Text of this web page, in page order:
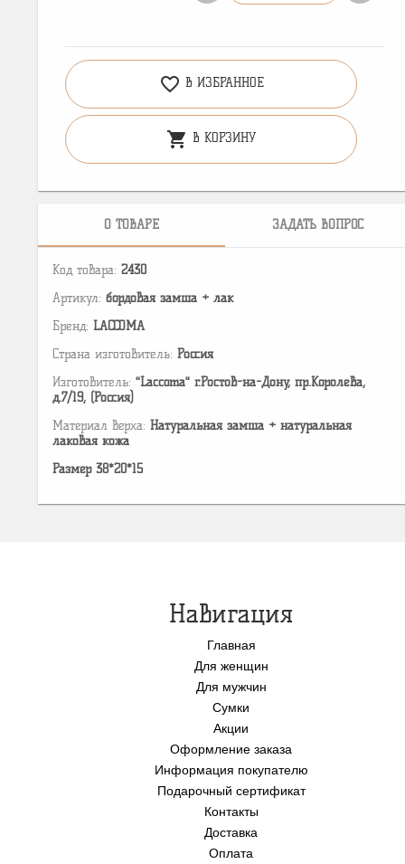
favorite_border В ИЗБРАННОЕ
shopping_cart В КОРЗИНУ
О ТОВАРЕ ЗАДАТЬ ВОПРОС
Код товара: 2430
Артикул: бордовая замша + лак
Бренд: LACCOMA
Страна изготовитель: Россия
Изготовитель: "Laccoma" г.Ростов-на-Дону, пр.Королева,
д.7/19, (Россия)
Материал верха: Натуральная замша + натуральная
лаковая кожа
Размер 38*20*15
Навигация
Главная
Для женщин
Для мужчин
Сумки
Акции
Оформление заказа
Информация покупателю
Подарочный сертификат
Контакты
Доставка
Оплата